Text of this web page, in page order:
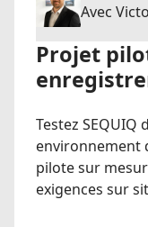
Avec
Projet
Testez
environnement
pilote sur
exigences sur